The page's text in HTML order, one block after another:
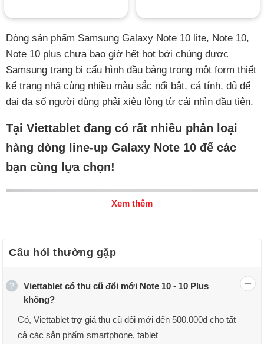
Dòng sản phẩm Samsung Galaxy Note 10 lite, Note 10,
Note 10 plus chưa bao giờ hết hot bởi chúng được
Samsung trang bị cấu hình đầu bảng trong một form thiết
kế trang nhã cùng nhiều màu sắc nổi bật, cá tính, đủ để
đại đa số người dùng phải xiêu lòng từ cái nhìn đầu tiên.
Tại Viettablet đang có rất nhiều phân loại
hàng dòng line-up Galaxy Note 10 để các
bạn cùng lựa chọn!
Xem thêm
Câu hỏi thường gặp
Viettablet có thu cũ đổi mới Note 10 - 10 Plus
không?
Có, Viettablet trợ giá thu cũ đổi mới đến 500.000đ cho tất
cả các sản phẩm smartphone, tablet